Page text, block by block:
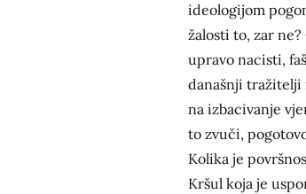
ideologijom
žalosti to, zar
upravo nacisti,
današnji tražitelji
na izbacivanje
to zvuči,
Kolika je
Kršul koja je